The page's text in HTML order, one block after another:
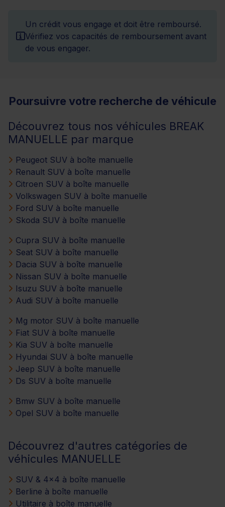
Un crédit vous engage et doit être remboursé.
Vérifiez vos capacités de remboursement avant
de vous engager.
Poursuivre votre recherche de véhicule
Découvrez tous nos véhicules BREAK
MANUELLE par marque
Peugeot SUV à boîte manuelle
Renault SUV à boîte manuelle
Citroen SUV à boîte manuelle
Volkswagen SUV à boîte manuelle
Ford SUV à boîte manuelle
Skoda SUV à boîte manuelle
Cupra SUV à boîte manuelle
Seat SUV à boîte manuelle
Dacia SUV à boîte manuelle
Nissan SUV à boîte manuelle
Isuzu SUV à boîte manuelle
Audi SUV à boîte manuelle
Mg motor SUV à boîte manuelle
Fiat SUV à boîte manuelle
Kia SUV à boîte manuelle
Hyundai SUV à boîte manuelle
Jeep SUV à boîte manuelle
Ds SUV à boîte manuelle
Bmw SUV à boîte manuelle
Opel SUV à boîte manuelle
Découvrez d'autres catégories de
véhicules MANUELLE
SUV & 4x4 à boîte manuelle
Berline à boîte manuelle
Utilitaire à boîte manuelle